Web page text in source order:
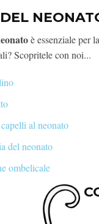
è essenziale per
Scopritele con noi...
al neonato
del neonato
ombelicale